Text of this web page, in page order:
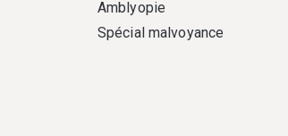
Amblyopie
Spécial malvoyance